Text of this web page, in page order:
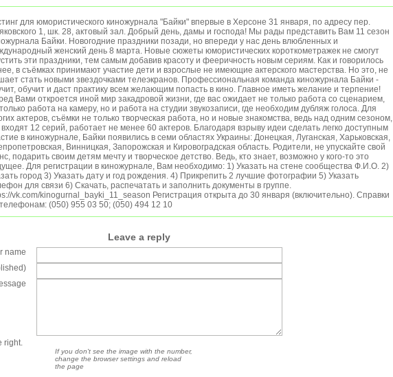
для юмористического киножурнала "Байки" впервые в Херсоне 31 января, по адресу пер.
1, шк. 28, актовый зал. Добрый день, дамы и господа! Мы рады представить Вам 11 сезон
Байки. Новогодние праздники позади, но впереди у нас день влюбленных и
женский день 8 марта. Новые сюжеты юмористических короткометражек не смогут
эти праздники, тем самым добавив красоту и фееричность новым сериям. Как и говорилось
в съёмках принимают участие дети и взрослые не имеющие актерского мастерства. Но это, не
стать новыми звездочками телеэкранов. Профессиональная команда киножурнала Байки -
обучит и даст практику всем желающим попасть в кино. Главное иметь желание и терпение!
Вами откроется иной мир закадровой жизни, где вас ожидает не только работа со сценарием,
работа на камеру, но и работа на студии звукозаписи, где необходим дубляж голоса. Для
актеров, съёмки не только творческая работа, но и новые знакомства, ведь над одним сезоном,
входят 12 серий, работает не менее 60 актеров. Благодаря взрыву идеи сделать легко доступным
в киножурнале, Байки появились в семи областях Украины: Донецкая, Луганская, Харьковская,
Винницкая, Запорожская и Кировоградская область. Родители, не упускайте свой
подарить своим детям мечту и творческое детство. Ведь, кто знает, возможно у кого-то это
Для регистрации в киножурнале, Вам необходимо: 1) Указать на стене сообщества Ф.И.О. 2)
город 3) Указать дату и год рождения. 4) Прикрепить 2 лучшие фотографии 5) Указать
для связи 6) Скачать, распечатать и заполнить документы в группе.
vk.com/kinogurnal_bayki_11_season Регистрация открыта до 30 января (включительно). Справки
(050) 955 03 50; (050) 494 12 10
Leave a reply
name
right.
If you don't see the image with the number,
change the browser settings and reload
the page